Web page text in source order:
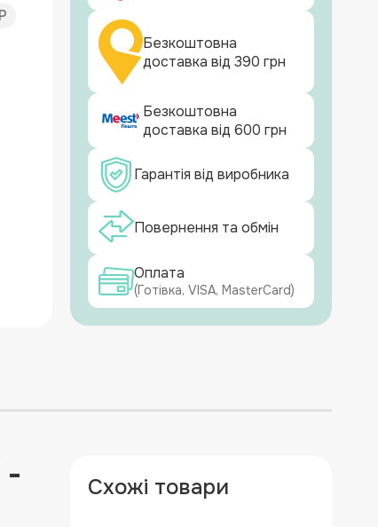
Безкоштовна
доставка від 390 грн
Безкоштовна
доставка від 600 грн
Гарантія від виробника
Повернення та обмін
Оплата
(Готівка, VISA, MasterCard)
-
Схожі товари